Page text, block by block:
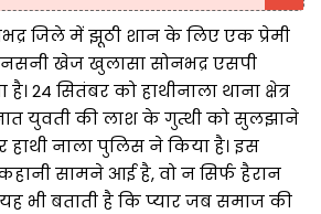
जिले में झूठी शान के लिए एक प्रेमी
खेज खुलासा सोनभद्र एसपी
24 सितंबर को हाथीनाला थाना क्षेत्र
युवती की लाश के गुत्थी को सुलझाने
नाला पुलिस ने किया है। इस
सामने आई है, वो न सिर्फ हैरान
भी बताती है कि प्यार जब समाज की